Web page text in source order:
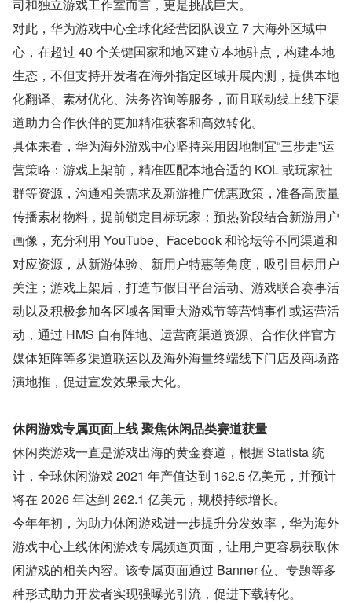
司和独立游戏工作室而言，更是挑战巨大。
对此，华为游戏中心全球化经营团队设立 7 大海外区域中
心，在超过 40 个关键国家和地区建立本地驻点，构建本地
生态，不但支持开发者在海外指定区域开展内测，提供本地
化翻译、素材优化、法务咨询等服务，而且联动线上线下渠
道助力合作伙伴的更加精准获客和高效转化。
具体来看，华为海外游戏中心坚持采用因地制宜“三步走”运
营策略：游戏上架前，精准匹配本地合适的 KOL 或玩家社
群等资源，沟通相关需求及新游推广优惠政策，准备高质量
传播素材物料，提前锁定目标玩家；预热阶段结合新游用户
画像，充分利用 YouTube、Facebook 和论坛等不同渠道和
对应资源，从新游体验、新用户特惠等角度，吸引目标用户
关注；游戏上架后，打造节假日平台活动、游戏联合赛事活
动以及积极参加各区域各国重大游戏节等营销事件或运营活
动，通过 HMS 自有阵地、运营商渠道资源、合作伙伴官方
媒体矩阵等多渠道联运以及海外海量终端线下门店及商场路
演地推，促进宣发效果最大化。
休闲游戏专属页面上线 聚焦休闲品类赛道获量
休闲类游戏一直是游戏出海的黄金赛道，根据 Statista 统
计，全球休闲游戏 2021 年产值达到 162.5 亿美元，并预计
将在 2026 年达到 262.1 亿美元，规模持续增长。
今年年初，为助力休闲游戏进一步提升分发效率，华为海外
游戏中心上线休闲游戏专属频道页面，让用户更容易获取休
闲游戏的相关内容。该专属页面通过 Banner 位、专题等多
种形式助力开发者实现强曝光引流，促进下载转化。